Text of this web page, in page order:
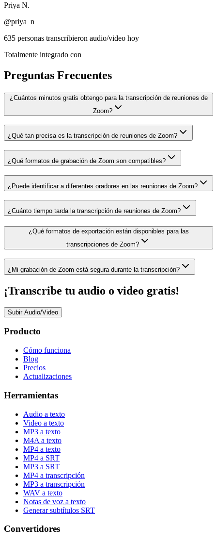
Priya N.
@priya_n
635 personas transcribieron audio/video hoy
Totalmente integrado con
Preguntas Frecuentes
¿Cuántos minutos gratis obtengo para la transcripción de reuniones de
Zoom?
¿Qué tan precisa es la transcripción de reuniones de Zoom?
¿Qué formatos de grabación de Zoom son compatibles?
¿Puede identificar a diferentes oradores en las reuniones de Zoom?
¿Cuánto tiempo tarda la transcripción de reuniones de Zoom?
¿Qué formatos de exportación están disponibles para las
transcripciones de Zoom?
¿Mi grabación de Zoom está segura durante la transcripción?
¡Transcribe tu audio o video gratis!
Subir Audio/Video
Producto
Cómo funciona
Blog
Precios
Actualizaciones
Herramientas
Audio a texto
Video a texto
MP3 a texto
M4A a texto
MP4 a texto
MP4 a SRT
MP3 a SRT
MP4 a transcripción
MP3 a transcripción
WAV a texto
Notas de voz a texto
Generar subtítulos SRT
Convertidores